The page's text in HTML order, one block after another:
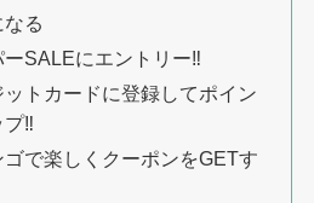
る
SALEにエントリー‼︎
トカードに登録してポイン
プ‼︎
で楽しくクーポンをGETす